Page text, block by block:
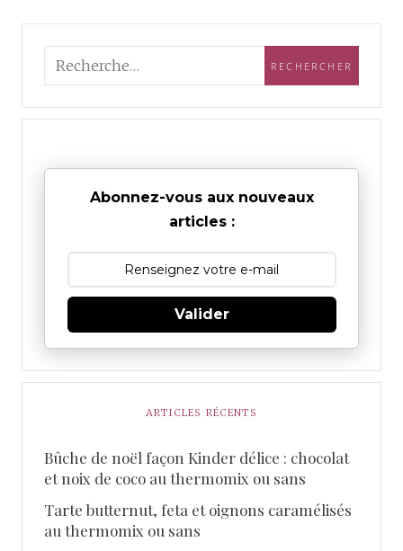
Abonnez-vous aux nouveaux
articles :
Valider
ARTICLES RÉCENTS
Bûche de noël façon Kinder délice : chocolat
et noix de coco au thermomix ou sans
Tarte butternut, feta et oignons caramélisés
au thermomix ou sans